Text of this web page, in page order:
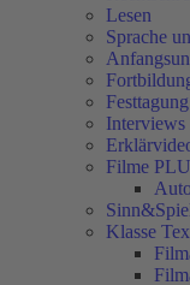
Lesen
Sprache
Filme
Klasse